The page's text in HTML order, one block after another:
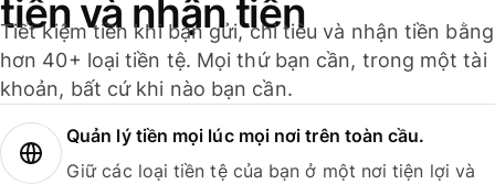
tiền và nhận tiền
Tiết kiệm tiền khi bạn gửi, chi tiêu và nhận tiền bằng
hơn 40+ loại tiền tệ. Mọi thứ bạn cần, trong một tài
khoản, bất cứ khi nào bạn cần.
Quản lý tiền mọi lúc mọi nơi trên toàn cầu.
Giữ các loại tiền tệ của bạn ở một nơi tiện lợi và